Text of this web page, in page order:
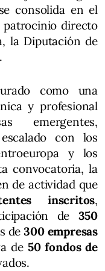
consolida en el
patrocinio directo
la Diputación de
como una
y profesional
emergentes,
con los
y los
convocatoria, la
de actividad que
inscritos,
de 350
de300 empresas
de 50 fondos de